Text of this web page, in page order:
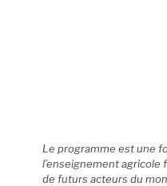
Le programme est une
l’enseignement agricole
de futurs acteurs du